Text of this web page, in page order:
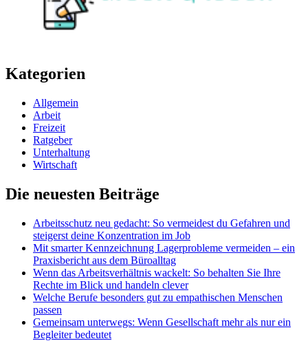
Kategorien
Allgemein
Arbeit
Freizeit
Ratgeber
Unterhaltung
Wirtschaft
Die neuesten Beiträge
Arbeitsschutz neu gedacht: So vermeidest du Gefahren und
steigerst deine Konzentration im Job
Mit smarter Kennzeichnung Lagerprobleme vermeiden – ein
Praxisbericht aus dem Büroalltag
Wenn das Arbeitsverhältnis wackelt: So behalten Sie Ihre
Rechte im Blick und handeln clever
Welche Berufe besonders gut zu empathischen Menschen
passen
Gemeinsam unterwegs: Wenn Gesellschaft mehr als nur ein
Begleiter bedeutet